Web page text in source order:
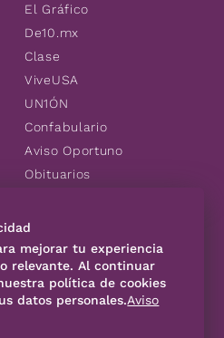
El Gráfico
De10.mx
Clase
ViveUSA
UN1ÓN
Confabulario
Aviso Oportuno
Obituarios
Consultas
SÍGUENOS
mejorar tu experiencia
relevante. Al continuar
política de cookies
datos personales.Aviso